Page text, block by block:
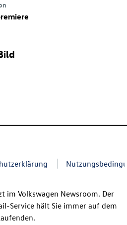
im Volkswagen Newsroom. Der
Service hält Sie immer auf dem